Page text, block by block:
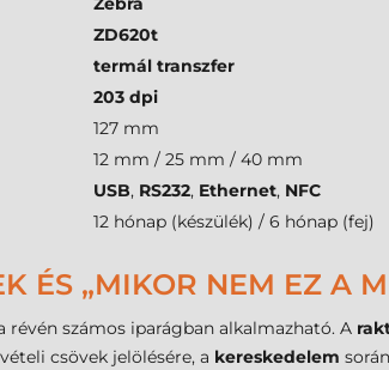
ZD620t
termál transzfer
203 dpi
127 mm
12 mm / 25 mm / 40 mm
USB, RS232, Ethernet, NFC
12 hónap (készülék) / 6 hónap (fej)
ÉS „MIKOR NEM EZ A
révén számos iparágban alkalmazható. A
csövek jelölésére, a kereskedelem